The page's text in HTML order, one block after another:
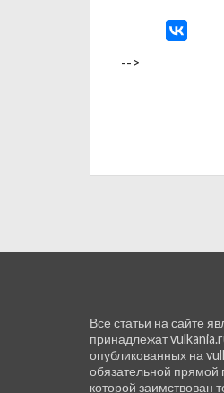
-->
Все статьи на сайте
принадлежат
опубликованных на
обязательной прямой
которой заимствован